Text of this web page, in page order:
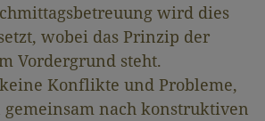
wird dies
wobei das Prinzip der
Vordergrund steht.
Konflikte und Probleme,
gemeinsam nach konstruktiven